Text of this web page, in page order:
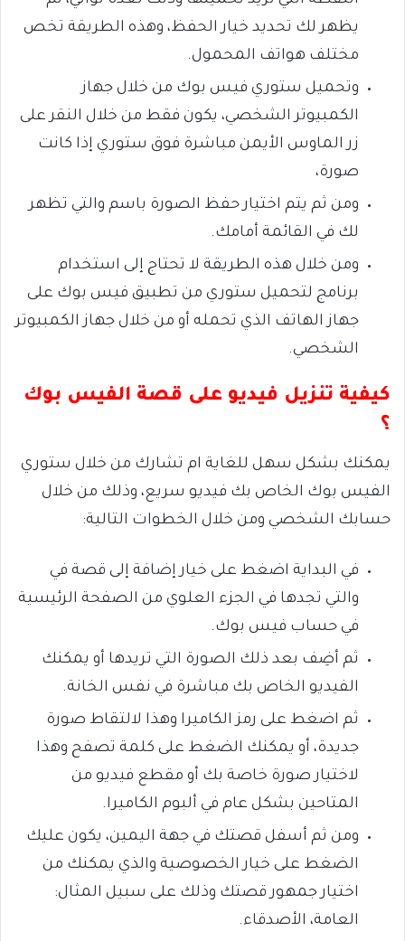
يظهر لك تحديد خيار الحفظ، وهذه الطريقة تخص
مختلف هواتف المحمول.
وتحميل ستوري فيس بوك من خلال جهاز
الكمبيوتر الشخصي، يكون فقط من خلال النقر على
زر الماوس الأيمن مباشرة فوق ستوري إذا كانت
صورة،
ومن ثم يتم اختيار حفظ الصورة باسم والتي تظهر
لك في القائمة أمامك.
ومن خلال هذه الطريقة لا تحتاج إلى استخدام
برنامج لتحميل ستوري من تطبيق فيس بوك على
جهاز الهاتف الذي تحمله أو من خلال جهاز الكمبيوتر
الشخصي.
كيفية تنزيل فيديو على قصة الفيس بوك
؟
يمكنك بشكل سهل للغاية ام تشارك من خلال ستوري
الفيس بوك الخاص بك فيديو سريع، وذلك من خلال
حسابك الشخصي ومن خلال الخطوات التالية:
في البداية اضغط على خيار إضافة إلى قصة في
والتي تجدها في الجزء العلوي من الصفحة الرئيسية
في حساب فيس بوك.
ثم أضِف بعد ذلك الصورة التي تريدها أو يمكنك
الفيديو الخاص بك مباشرة في نفس الخانة.
ثم اضغط على رمز الكاميرا وهذا لالتقاط صورة
جديدة، أو يمكنك الضغط على كلمة تصفح وهذا
لاختيار صورة خاصة بك أو مقطع فيديو من
المتاحين بشكل عام في ألبوم الكاميرا.
ومن ثم أسفل قصتك في جهة اليمين، يكون عليك
الضغط على خيار الخصوصية والذي يمكنك من
اختيار جمهور قصتك وذلك على سبيل المثال:
العامة، الأصدقاء.